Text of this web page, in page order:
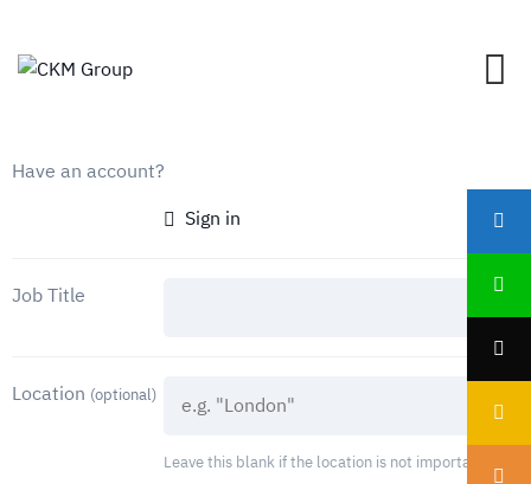
Have an account?
Sign in
Job Title
Location (optional)
Leave this blank if the location is not important